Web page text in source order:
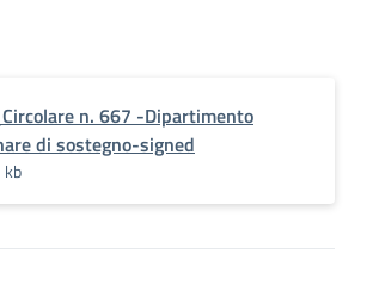
n. 667 -Dipartimento
di sostegno-signed
kb